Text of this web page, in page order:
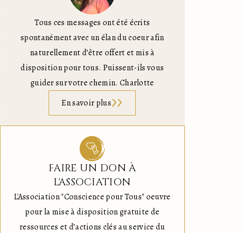
Tous ces messages ont été écrits
spontanément avec un élan du coeur afin
naturellement d’être offert et mis à
disposition pour tous. Puissent-ils vous
guider sur votre chemin. Charlotte
En savoir plus
FAIRE UN DON À
L'ASSOCIATION
L'Association "Conscience pour Tous" oeuvre
pour la mise à disposition gratuite de
ressources et d’actions clés au service du